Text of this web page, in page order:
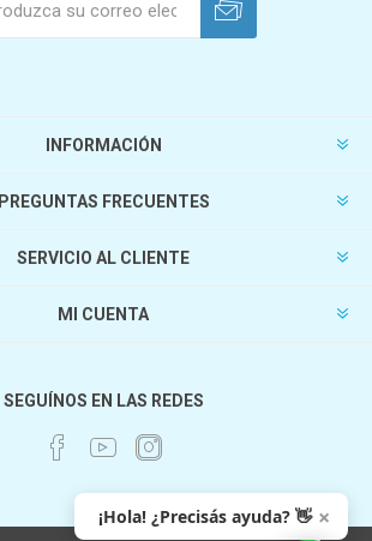
INFORMACIÓN
PREGUNTAS FRECUENTES
SERVICIO AL CLIENTE
MI CUENTA
SEGUÍNOS EN LAS REDES
¡Hola! ¿Precisás ayuda? 👋 ×